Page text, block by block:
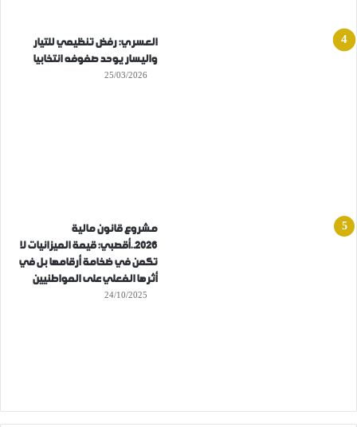
العسري: رفض تنظيمي للتيار
واليسار يوحد صفوفه انتخابيا
25/03/2026
مشروع قانون مالية
2026..أقصبي: قيمة الميزانيات لا
تكمن في ضخامة أرقامها بل في
أثرها الفعلي على المواطنيين
24/10/2025